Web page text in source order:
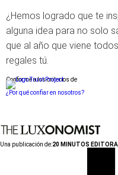
¿Hemos logrado que te
alguna idea para no solo
que al año que viene
regales tú.
Conforme a los criterios de
¿Por qué confiar en nosotros?
Una publicación de:20 MINUTOS